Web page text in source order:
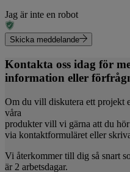
Jag är inte en robot
Skicka meddelande
Kontakta oss idag för
information eller
Om du vill diskutera ett projekt
våra
produkter vill vi gärna att du
via kontaktformuläret eller
Vi återkommer till dig så snart
är 2 arbetsdagar.